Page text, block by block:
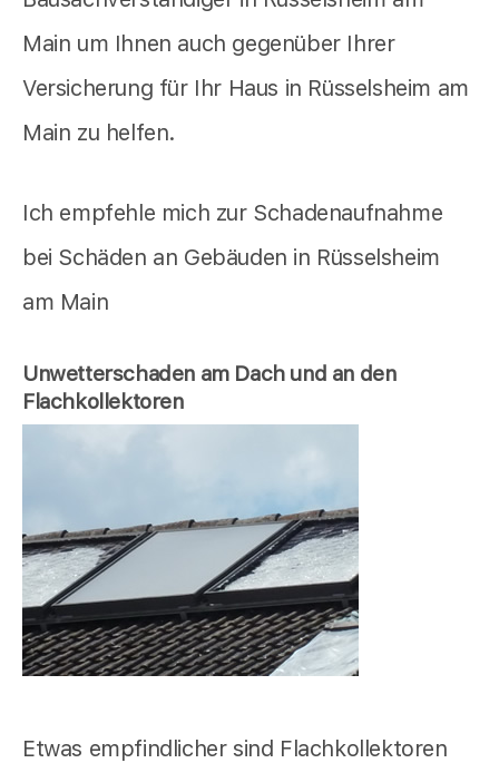
Main um Ihnen auch gegenüber Ihrer
Versicherung für Ihr Haus in Rüsselsheim am
Main zu helfen.
Ich empfehle mich zur Schadenaufnahme
bei Schäden an Gebäuden in Rüsselsheim
am Main
Unwetterschaden am Dach und an den
Flachkollektoren
Etwas empfindlicher sind Flachkollektoren